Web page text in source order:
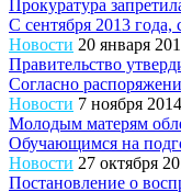
Прокуратура
С сентября 2013
Новости 20 января
Правительство
Согласно
Новости 7 ноября 2014
Молодым матерям
Обучающимся на
Новости 27 октября
Постановление о